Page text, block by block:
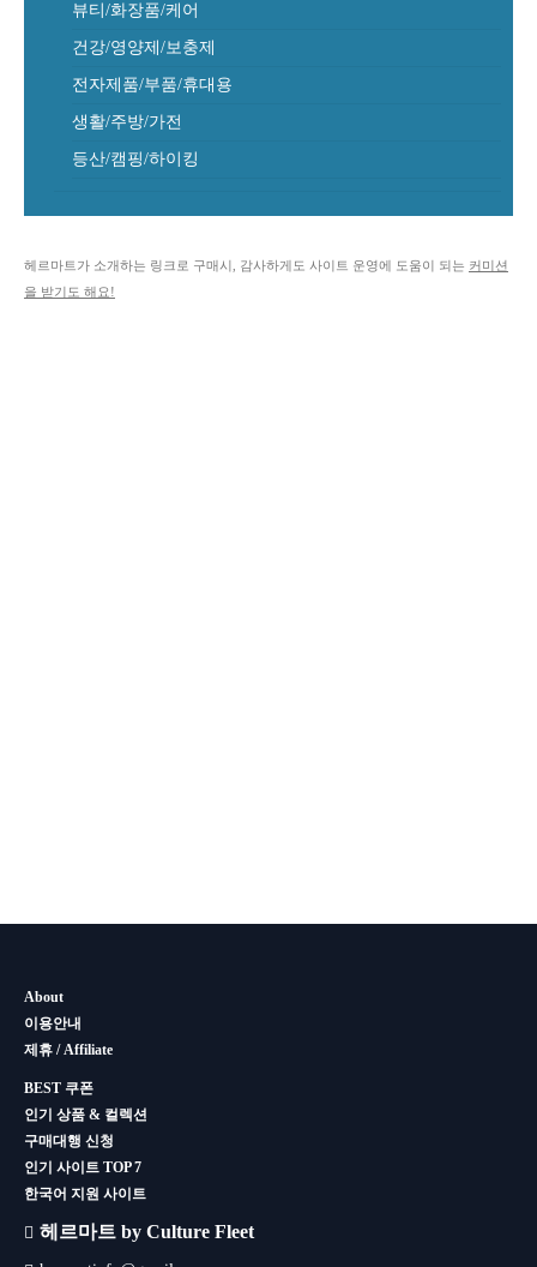
뷰티/화장품/케어
건강/영양제/보충제
전자제품/부품/휴대용
생활/주방/가전
등산/캠핑/하이킹
헤르마트가 소개하는 링크로 구매시, 감사하게도 사이트 운영에 도움이 되는 커미션
을 받기도 해요!
About
이용안내
제휴 / Affiliate
BEST 쿠폰
인기 상품 & 컬렉션
구매대행 신청
인기 사이트 TOP 7
한국어 지원 사이트
헤르마트 by Culture Fleet